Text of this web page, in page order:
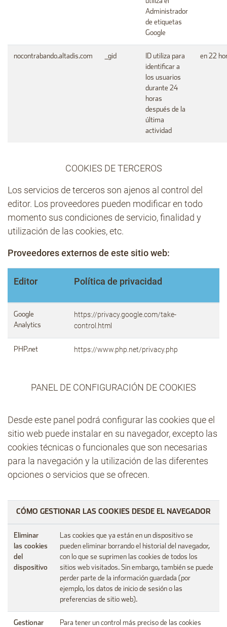
Administrador
de etiquetas
Google
nocontrabando.altadis.com _gid
ID utiliza para
identificar a
los usuarios
durante 24
horas
después de la
última
actividad
en 22
COOKIES DE TERCEROS
Los servicios de terceros son ajenos al control del
editor. Los proveedores pueden modificar en todo
momento sus condiciones de servicio, finalidad y
utilización de las cookies, etc.
Proveedores externos de este sitio web:
Editor Política de privacidad
Google
Analytics
https://privacy.google.com/take-
control.html
PHP.net https://www.php.net/privacy.php
PANEL DE CONFIGURACIÓN DE COOKIES
Desde este panel podrá configurar las cookies que el
sitio web puede instalar en su navegador, excepto las
cookies técnicas o funcionales que son necesarias
para la navegación y la utilización de las diferentes
opciones o servicios que se ofrecen.
CÓMO GESTIONAR LAS COOKIES DESDE EL NAVEGADOR
Eliminar
las cookies
del
dispositivo
Las cookies que ya están en un dispositivo se
pueden eliminar borrando el historial del navegador,
con lo que se suprimen las cookies de todos los
sitios web visitados. Sin embargo, también se puede
perder parte de la información guardada (por
ejemplo, los datos de inicio de sesión o las
preferencias de sitio web).
Gestionar
Para tener un control más preciso de las cookies